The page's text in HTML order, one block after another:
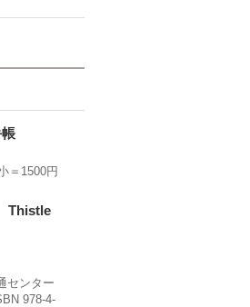
＝1500円
Thistle
センター
978-4-